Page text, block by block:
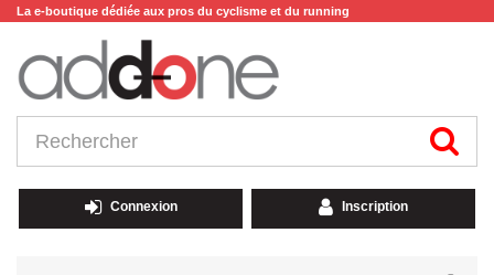
La e-boutique dédiée aux pros du cyclisme et du running
Connexion Inscription